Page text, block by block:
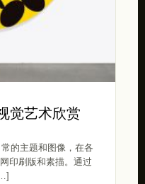
觉艺术欣赏
的主题和图像，在各
印刷版和素描。通过